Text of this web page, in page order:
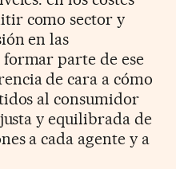
como sector y
en las
parte de ese
de cara a cómo
al consumidor
y equilibrada de
a cada agente y a